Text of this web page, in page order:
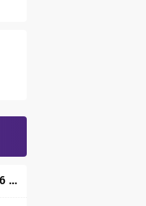
Şok Market 25 TEMMUZ – 1 AĞUSTOS 2026 Aktüel İndirimli Ürünler Kataloğu